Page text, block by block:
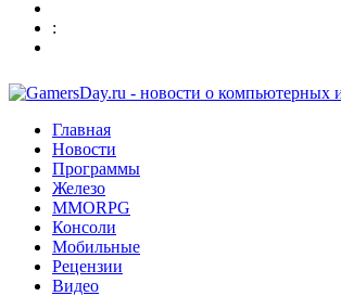
:
Главная
Новости
Программы
Железо
MMORPG
Консоли
Мобильные
Рецензии
Видео